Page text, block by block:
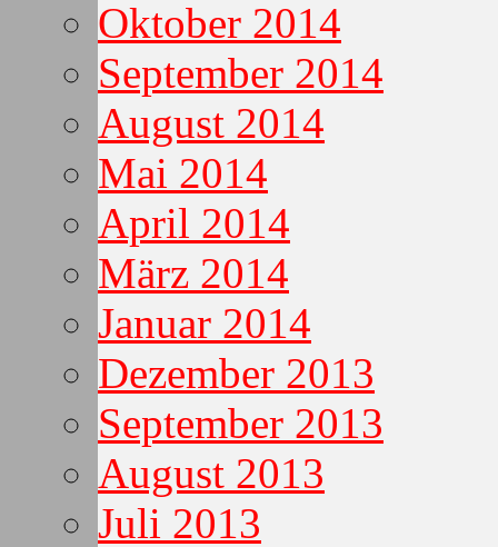
Oktober 2014
September 2014
August 2014
Mai 2014
April 2014
März 2014
Januar 2014
Dezember 2013
September 2013
August 2013
Juli 2013